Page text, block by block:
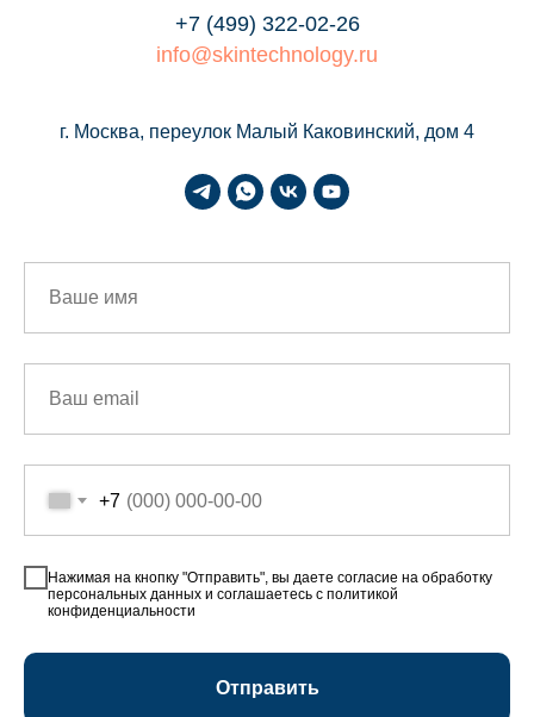
+7 (499) 322-02-26
info@skintechnology.ru
г. Москва, переулок Малый Каковинский, дом 4
+7
Нажимая на кнопку "Отправить", вы даете согласие на обработку
персональных данных и соглашаетесь c политикой
конфиденциальности
Отправить